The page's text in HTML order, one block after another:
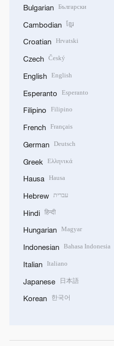
Bulgarian Български
Cambodian ខ្មែរ
Croatian Hrvatski
Czech Český
English English
Esperanto Esperanto
Filipino Filipino
French Français
German Deutsch
Greek Ελληνικά
Hausa Hausa
Hebrew עברית
Hindi हिन्दी
Hungarian Magyar
Indonesian Bahasa Indonesia
Italian Italiano
Japanese 日本語
Korean 한국어